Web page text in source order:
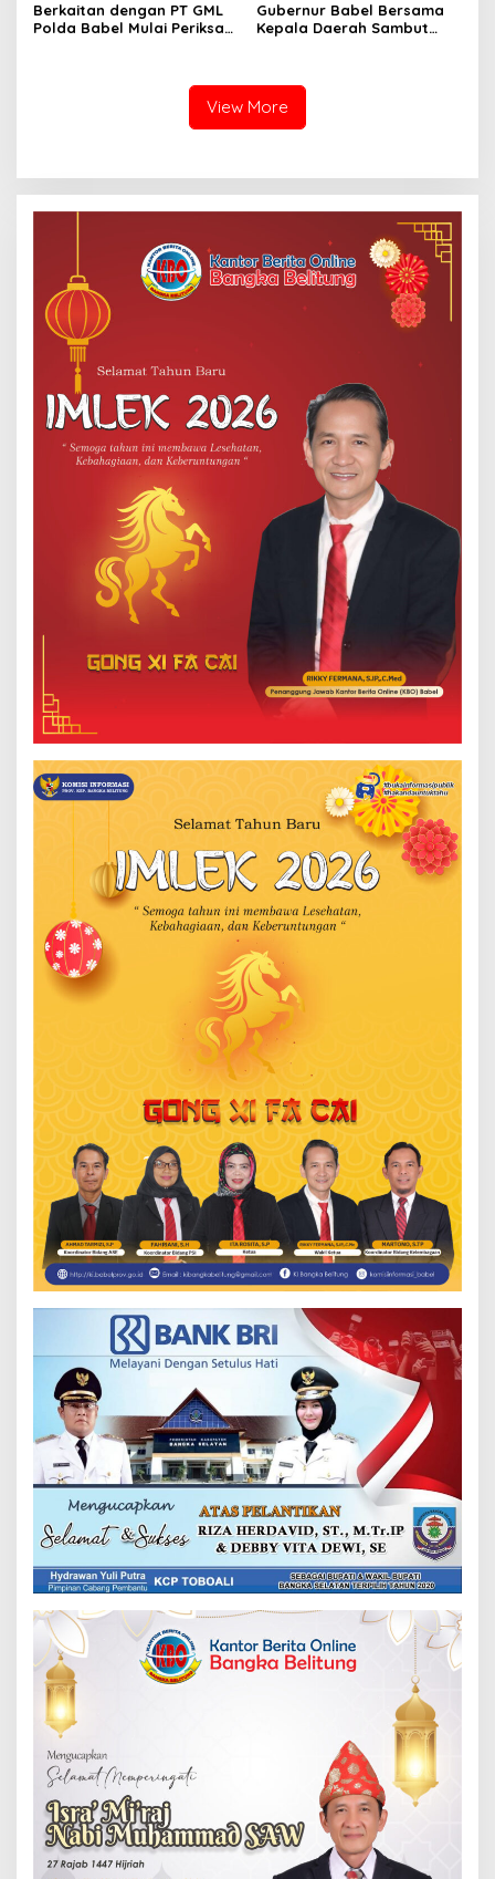
Berkaitan dengan PT GML
Polda Babel Mulai Periksa
Gubernur Babel Bersama
Kepala Daerah Sambut
Bangka Belitung
View More